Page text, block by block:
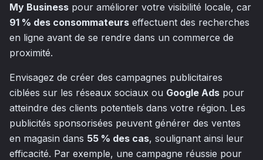
My Business pour améliorer votre visibilité locale, car
91 % des consommateurs effectuent des recherches
en ligne avant de se rendre dans un commerce de
proximité.
Envisagez de créer des campagnes publicitaires
ciblées sur les réseaux sociaux ou Google Ads pour
atteindre des clients potentiels dans votre région. Les
publicités sponsorisées peuvent générer des ventes
en magasin dans 55 % des cas, soulignant ainsi leur
efficacité. Par exemple, une campagne réussie pour